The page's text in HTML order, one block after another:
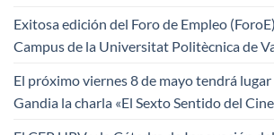
Exitosa edición del Foro de Empleo
Campus de la Universitat Politècnica de
El próximo viernes 8 de mayo tendrá
Gandia la charla «El Sexto Sentido del